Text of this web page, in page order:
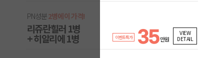
PN성분2병에 이 가격!
리쥬란힐러 1병
+ 히알리에 1병 이벤트특가 35만원
VIEW
DETAIL